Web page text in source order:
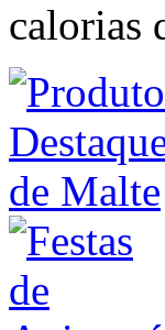
calorias